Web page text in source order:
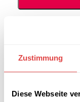
Zustimmung
Diese Webseite
Stückzahlen?
Kategorie: